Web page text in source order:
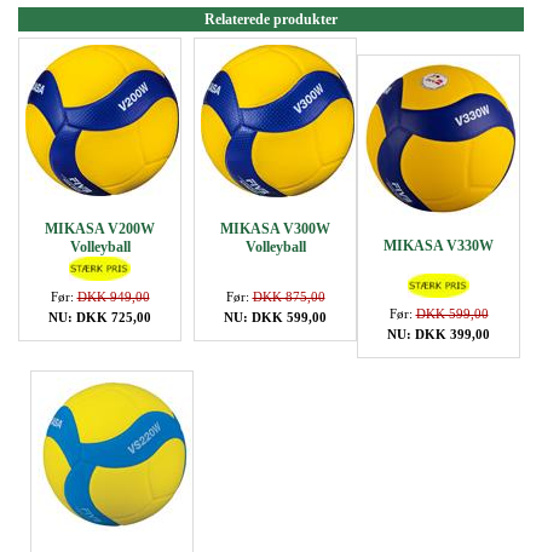
Relaterede produkter
MIKASA V200W
Volleyball
Før:DKK 949,00
NU: DKK 725,00
MIKASA V300W
Volleyball
Før:DKK 875,00
NU: DKK 599,00
MIKASA V330W
Før:DKK 599,00
NU: DKK 399,00